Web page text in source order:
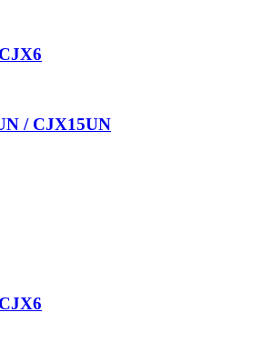
/ CJX15UN